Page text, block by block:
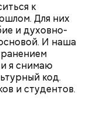
к
Для них
и духовно-
И наша
я снимаю
код.
и студентов.